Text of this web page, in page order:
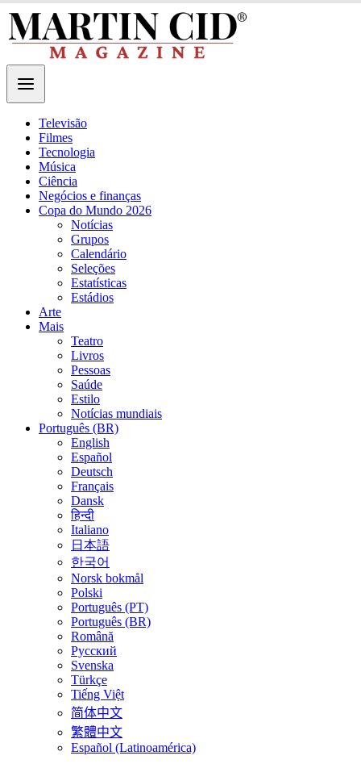
Televisão
Filmes
Tecnologia
Música
Ciência
Negócios e finanças
Copa do Mundo 2026
Notícias
Grupos
Calendário
Seleções
Estatísticas
Estádios
Arte
Mais
Teatro
Livros
Pessoas
Saúde
Estilo
Notícias mundiais
Português (BR)
English
Español
Deutsch
Français
Dansk
हिन्दी
Italiano
日本語
한국어
Norsk bokmål
Polski
Português (PT)
Português (BR)
Română
Русский
Svenska
Türkçe
Tiếng Việt
简体中文
繁體中文
Español (Latinoamérica)